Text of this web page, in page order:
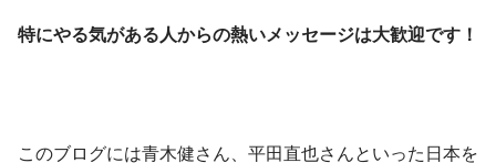
特にやる気がある人からの熱いメッセージは大歓迎です！
このブログには青木健さん、平田直也さんといった日本を